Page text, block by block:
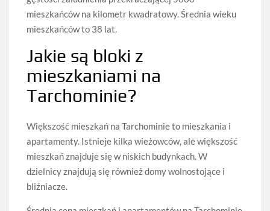
mieszkańców na kilometr kwadratowy. Średnia wieku
mieszkańców to 38 lat.
Jakie są bloki z
mieszkaniami na
Tarchominie?
Większość mieszkań na Tarchominie to mieszkania i
apartamenty. Istnieje kilka wieżowców, ale większość
mieszkań znajduje się w niskich budynkach. W
dzielnicy znajdują się również domy wolnostojące i
bliźniacze.